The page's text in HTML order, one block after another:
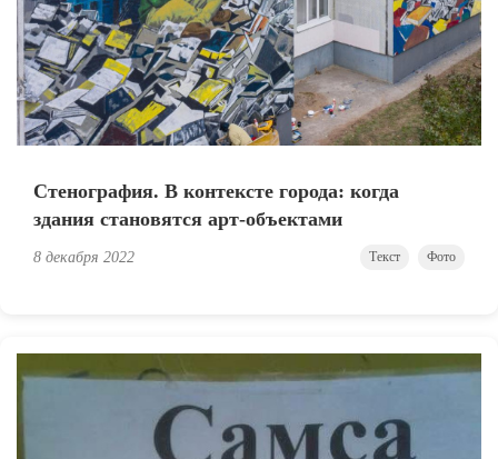
Стенография. В контексте города: когда
здания становятся арт-объектами
8 декабря 2022 Текст Фото